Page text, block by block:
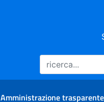
Amministrazione trasparente